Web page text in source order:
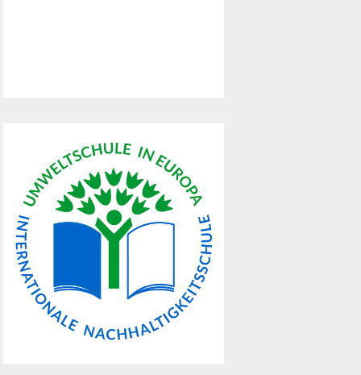
Umweltschule
Das WBG ist als Umweltschule in
Europa ausgezeichnet worden.